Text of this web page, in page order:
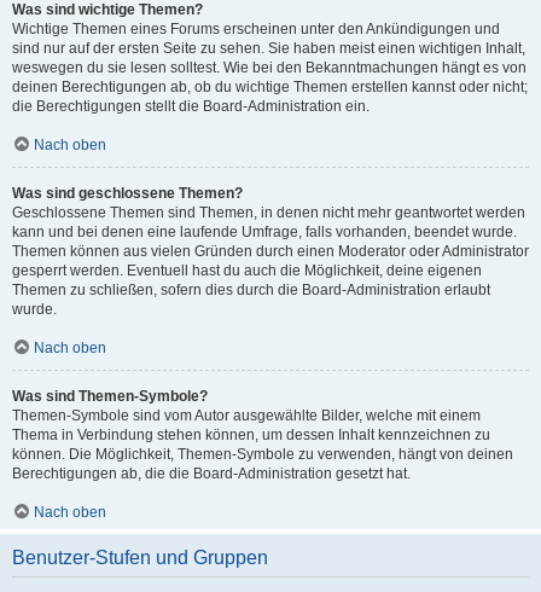
Was sind wichtige Themen?
Wichtige Themen eines Forums erscheinen unter den Ankündigungen und
sind nur auf der ersten Seite zu sehen. Sie haben meist einen wichtigen Inhalt,
weswegen du sie lesen solltest. Wie bei den Bekanntmachungen hängt es von
deinen Berechtigungen ab, ob du wichtige Themen erstellen kannst oder nicht;
die Berechtigungen stellt die Board-Administration ein.
Nach oben
Was sind geschlossene Themen?
Geschlossene Themen sind Themen, in denen nicht mehr geantwortet werden
kann und bei denen eine laufende Umfrage, falls vorhanden, beendet wurde.
Themen können aus vielen Gründen durch einen Moderator oder Administrator
gesperrt werden. Eventuell hast du auch die Möglichkeit, deine eigenen
Themen zu schließen, sofern dies durch die Board-Administration erlaubt
wurde.
Nach oben
Was sind Themen-Symbole?
Themen-Symbole sind vom Autor ausgewählte Bilder, welche mit einem
Thema in Verbindung stehen können, um dessen Inhalt kennzeichnen zu
können. Die Möglichkeit, Themen-Symbole zu verwenden, hängt von deinen
Berechtigungen ab, die die Board-Administration gesetzt hat.
Nach oben
Benutzer-Stufen und Gruppen